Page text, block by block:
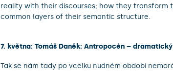
reality with their discourses; how they transform
common layers of their semantic structure.
7. května: Tomáš Daněk: Antropocén –
Tak se nám tady po vcelku nudném období